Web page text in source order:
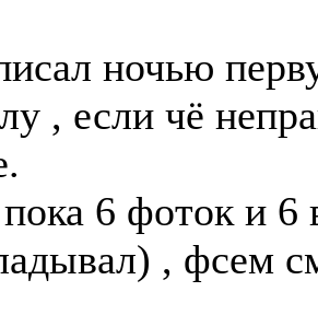
ночью
, если чё
6 фоток и
, фсем